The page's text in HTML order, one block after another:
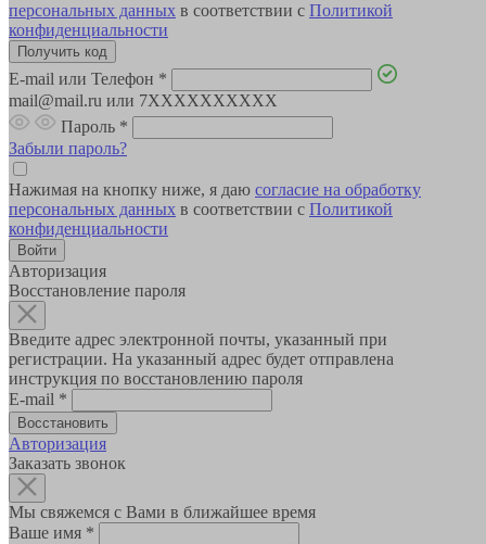
персональных данных в соответствии с Политикой
конфиденциальности
E-mail или Телефон *
mail@mail.ru или 7XXXXXXXXXX
Пароль *
Забыли пароль?
Нажимая на кнопку ниже, я даю согласие на обработку
персональных данных в соответствии с Политикой
конфиденциальности
Авторизация
Восстановление пароля
Введите адрес электронной почты, указанный при
регистрации. На указанный адрес будет отправлена
инструкция по восстановлению пароля
E-mail *
Авторизация
Заказать звонок
Мы свяжемся с Вами в ближайшее время
Ваше имя *